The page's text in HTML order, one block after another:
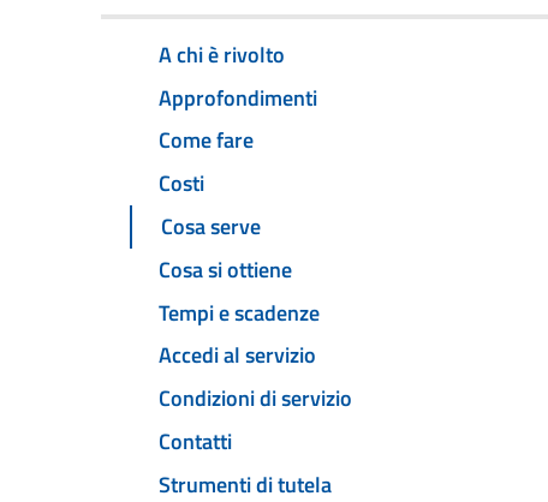
A chi è rivolto
Approfondimenti
Come fare
Costi
Cosa serve
Cosa si ottiene
Tempi e scadenze
Accedi al servizio
Condizioni di servizio
Contatti
Strumenti di tutela